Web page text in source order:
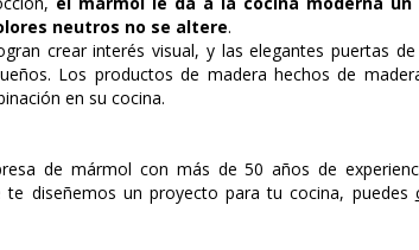
neutros no se altere.
crear interés visual, y las elegantes puertas
Los productos de madera hechos de
en su cocina.
de mármol con más de 50 años de
diseñemos un proyecto para tu cocina, puedes